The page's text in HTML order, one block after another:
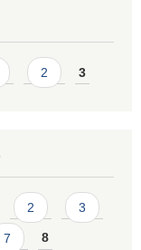
2 3
2 3
7 8